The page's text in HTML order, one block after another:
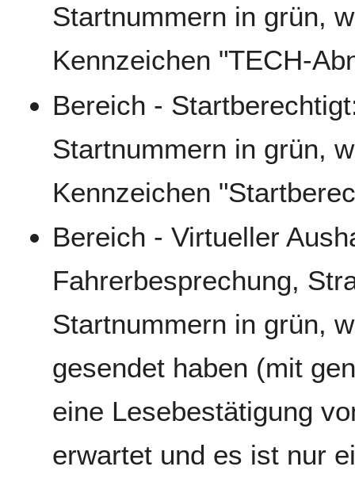
Startnummern in grün,
Kennzeichen "TECH-
Bereich -
Startnummern in grün,
Kennzeichen
Bereich - Virtueller
Fahrerbesprechung,
Startnummern in grün,
gesendet haben (mit
eine Lesebestätigung
erwartet und es ist nur